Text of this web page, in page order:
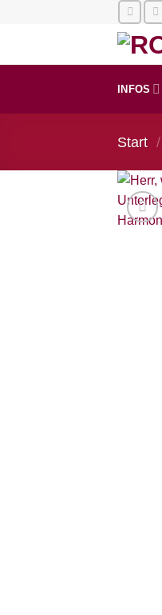
INFOS
Start /